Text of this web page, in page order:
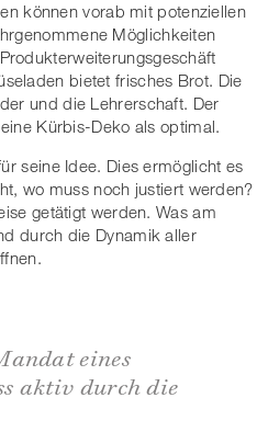
können vorab mit potenziellen
Möglichkeiten
bietet frisches Brot. Die
und die Lehrerschaft. Der
Kürbis-Deko als optimal.
seine Idee. Dies ermöglicht es
wo muss noch justiert werden?
getätigt werden. Was am
durch die Dynamik aller
eines
aktiv durch die